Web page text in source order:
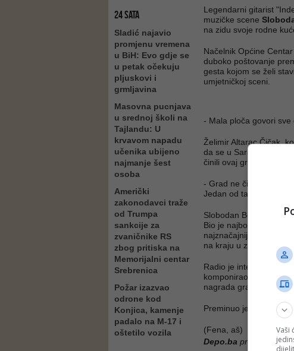
24 SATA
Sladić najavio
promjenu vremena
u BiH: Evo gdje se
u petak očekuju
pljuskovi i
grmljavina
Masovna pucnjava
u srednoj školi na
Tajlandu: U
krvavom napadu
učenika ubijeno
najmanje šest
osoba
Američki
zakonodavci traže
od Trumpa
sankcije za
zvaničnike RS
zbog pritiska na
Memorijalni centar
Srebrenica
Požar izazvao
odrone kod
Konjica, kamenje
padalo na M-17 i
oštetilo vozila
Legendarni gitarist
muzičke scene
na zidu svoje rodne
Načelnik Općine Centar
duboko poštovanje
gesta kojom se želi
umjetničkoj sceni.
- Mala ploča govori sve
Želimir Altarac Čičak,
da se u Sarajevu
činili ovaj grad.
- Grad ne čine zgrade
Jedan od takvih ljudi je
Slobodan Bodo
Bio je najbolji autor u
najznačajnijih pjesama.
na kraju u zatišju,
Radio je intenzivno i za
komponirao teme za
nagrada grada
Preminuo je 22. aprila
(Fena, aš)
Depo.ba pratite putem
Vaši